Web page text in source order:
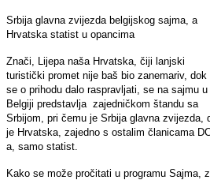
Srbija glavna zvijezda belgijskog sajma, a
Hrvatska statist u opancima
Znači, Lijepa naša Hrvatska, čiji lanjski
turistički promet nije baš bio zanemariv, dok
se o prihodu dalo raspravljati, se na sajmu u
Belgiji predstavlja zajedničkom štandu sa
Srbijom, pri čemu je Srbija glavna zvijezda,
je Hrvatska, zajedno s ostalim članicama
a, samo statist.
Kako se može pročitati u programu Sajma,